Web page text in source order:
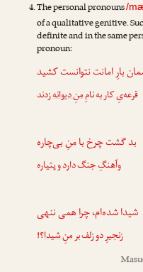
The personal pronouns/
of a qualitative genitive.
definite and in the same
pronoun:
بارِ امانت نتوانست کشید
قرعه‌یِ کار به نامِمنِ دیوانهزدند
بد گشت چرخ بامنِ بی‌چاره
وآهنگِ جنگ دارد و پتیاره
شیدا شده‌ام، چرا همی ننهی
زنجیرِ دو زلف برمنِ شیدا؟!